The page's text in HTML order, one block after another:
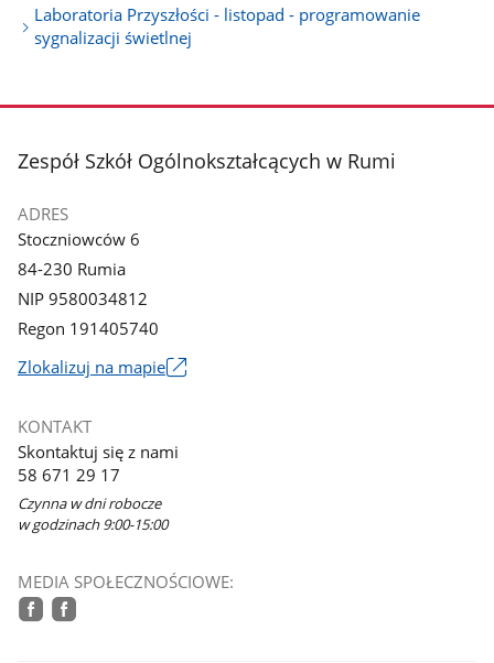
Laboratoria Przyszłości - listopad - programowanie
sygnalizacji świetlnej
stopka
Zespół Szkół Ogólnokształcących w Rumi
ADRES
Stoczniowców 6
84-230 Rumia
NIP 9580034812
Regon 191405740
Zlokalizuj na mapieLink
nowym
KONTAKT
Skontaktuj się z nami
58 671 29 17
Czynna w dni robocze
w godzinach 9:00-15:00
MEDIA SPOŁECZNOŚCIOWE: